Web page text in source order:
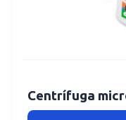
Centrífuga